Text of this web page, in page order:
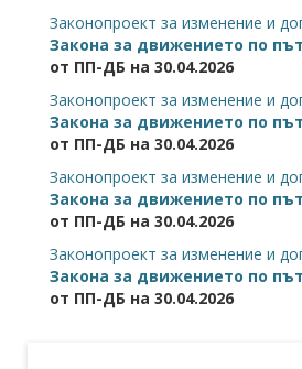
Законопроект за изменение и
Закона за движението по
от ПП-ДБ на 30.04.2026
Законопроект за изменение и
Закона за движението по
от ПП-ДБ на 30.04.2026
Законопроект за изменение и
Закона за движението по
от ПП-ДБ на 30.04.2026
Законопроект за изменение и
Закона за движението по
от ПП-ДБ на 30.04.2026